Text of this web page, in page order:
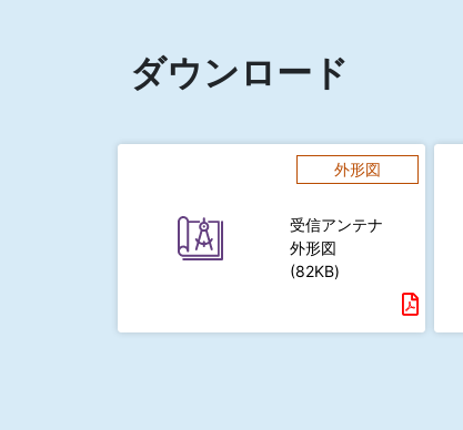
ダウンロード
外形図
受信アンテナ
外形図
(82KB)